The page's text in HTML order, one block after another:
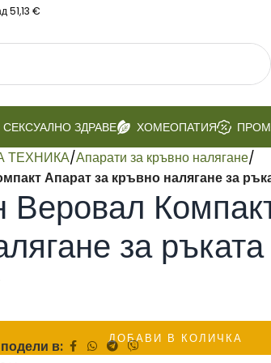
51,13 €
СЕКСУАЛНО ЗДРАВЕ ХОМЕОПАТИЯ
ТЕХНИКА/Апарати за кръвно налягане/
Апарат за кръвно налягане за
Веровал
за
ДОБАВИ В КОЛИЧКА
в: